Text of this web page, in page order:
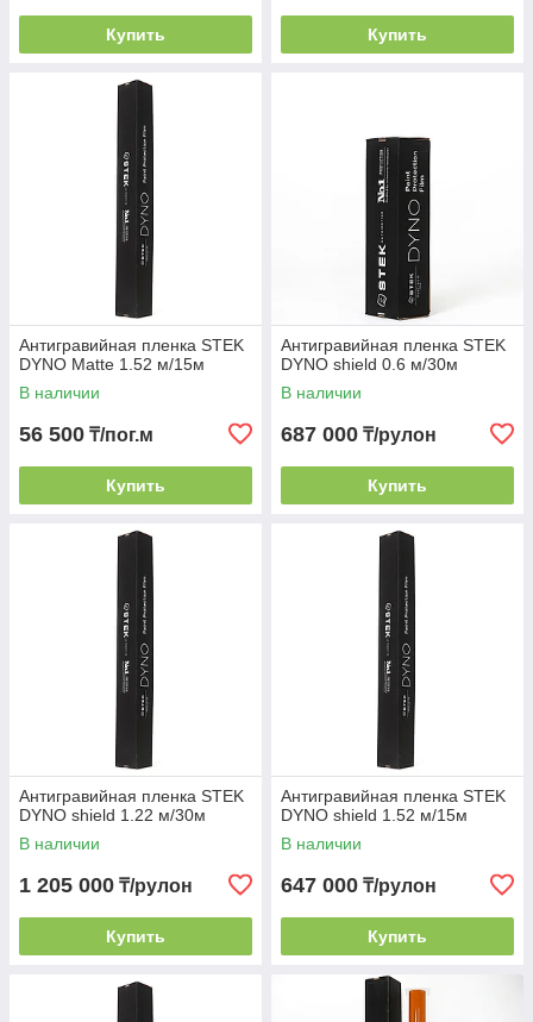
или зеркала).
Честная цена:Прямые поставки позволяют нам
предлагать лучшую стоимость на премиальный
полиуретан в Алматы.
Долговечность:
производителя до 10 лет на отсутствие пожелтения и
расслоения.
Технические характеристики для выбора:
Тип материала:
Термопластичный полиуретан
1.52 м (подходит для бесшовной
оклейки любого капота).
Назначение:Полная оклейка кузова, бронирование
фар, защита порогов и зон под ручками.
Купить Купить
Антигравийная пленка STEK
DYNO Matte 1.52 м/15м
В наличии
56 500 ₸/пог.м
Купить
Антигравийная пленка STEK
DYNO shield 0.6 м/30м
В наличии
687 000 ₸/рулон
Купить
Антигравийная пленка STEK
DYNO shield 1.22 м/30м
В наличии
1 205 000 ₸/рулон
Купить
Антигравийная пленка STEK
DYNO shield 1.52 м/15м
В наличии
647 000 ₸/рулон
Купить